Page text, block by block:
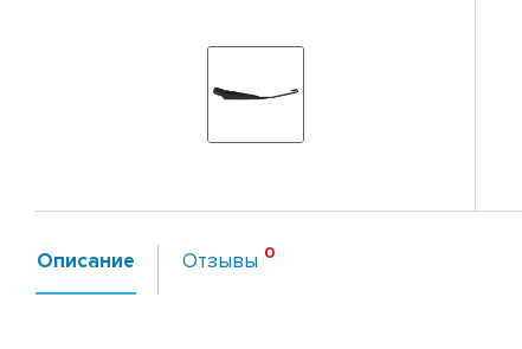
Описание Отзывы